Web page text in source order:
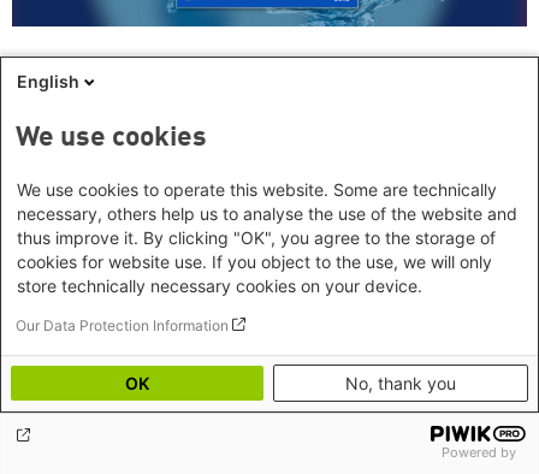
Niedersachsen
Renaturierung gegen die Klimakrise? Welche ökologischen
Funktionen haben Gewässerrandstreifen? Diese und weitere Fragen
behandelt die Regionalbeilage Niedersachsen des Wasseratlas 2025.
English
We use cookies
We use cookies to operate this website. Some are technically
necessary, others help us to analyse the use of the website and
thus improve it. By clicking "OK", you agree to the storage of
cookies for website use. If you object to the use, we will only
store technically necessary cookies on your device.
Our Data Protection Information
OK No, thank you
Powered by